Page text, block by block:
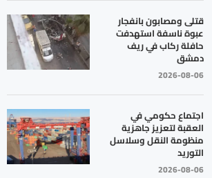
قتلى ومصابون بانفجار
عبوة ناسفة استهدفت
حافلة ركاب في ريف
دمشق
2026-08-06
اجتماع حكومي في
العقبة لتعزيز جاهزية
منظومة النقل وسلاسل
التوريد
2026-08-06